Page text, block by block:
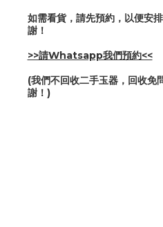
如需看貨，請先預約，以便安
謝！
>>請Whatsapp我們預約<<
(我們不回收二手玉器，回收免
謝！)